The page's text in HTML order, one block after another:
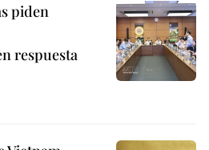
piden
respuesta